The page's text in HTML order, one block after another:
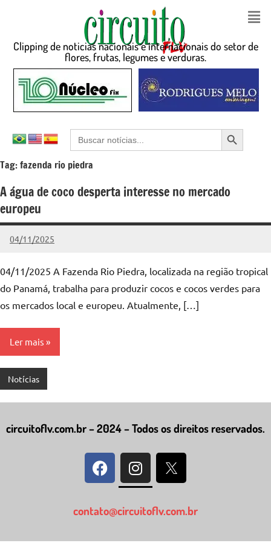
Clipping de noticias nacionais e internacionais do setor de
flores, frutas, legumes e verduras.
Search
for:
Search Button
Tag:fazenda rio piedra
A água de coco desperta interesse no mercado
europeu
04/11/2025
admin
Nenhum
04/11/2025 A Fazenda Rio Piedra, localizada na região tropical
do Panamá, trabalha para produzir cocos e cocos verdes para
os mercados local e europeu. Atualmente, […]
Ler mais
Notícias
circuitoflv.com.br – 2024 – Todos os direitos reservados.
contato@circuitoflv.com.br